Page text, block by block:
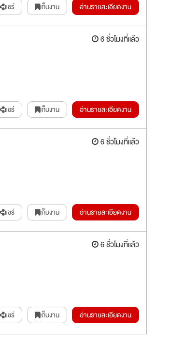
แชร์ เก็บงาน อ่านรายละเอียดงาน
6 ชั่วโมงที่แล้ว
แชร์ เก็บงาน อ่านรายละเอียดงาน
6 ชั่วโมงที่แล้ว
แชร์ เก็บงาน อ่านรายละเอียดงาน
6 ชั่วโมงที่แล้ว
แชร์ เก็บงาน อ่านรายละเอียดงาน